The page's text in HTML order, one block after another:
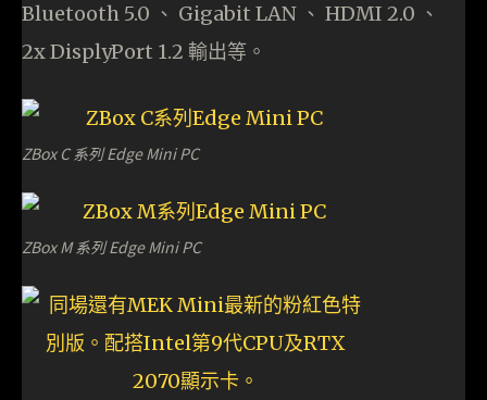
Bluetooth 5.0 、 Gigabit LAN 、 HDMI 2.0 、
2x DisplyPort 1.2 輸出等。
ZBox C 系列 Edge Mini PC
ZBox M 系列 Edge Mini PC